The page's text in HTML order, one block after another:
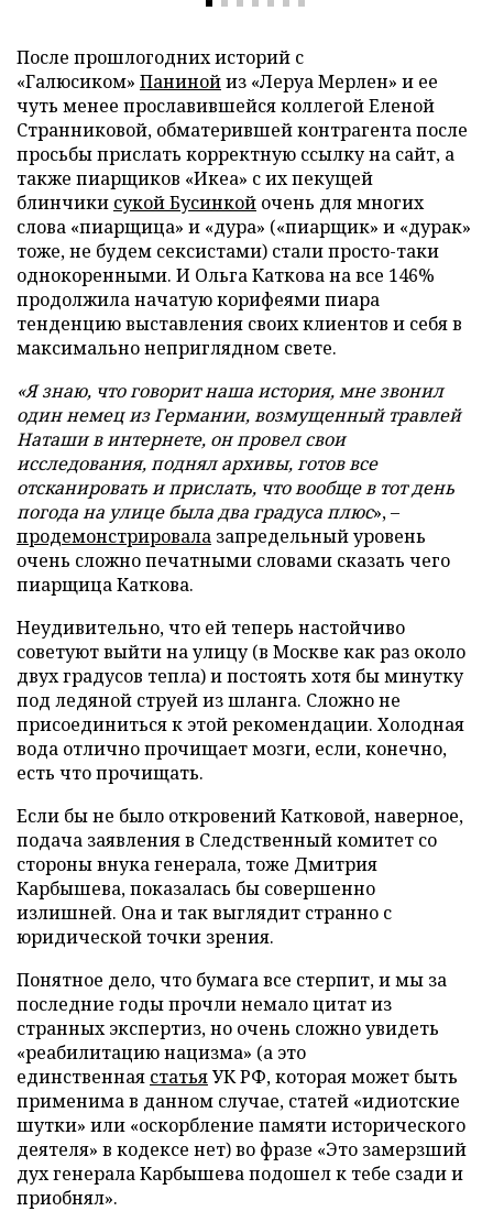
После прошлогодних историй с
«Галюсиком» Панинойиз «Леруа Мерлен» и ее
чуть менее прославившейся коллегой Еленой
Странниковой, обматерившей контрагента после
просьбы прислать корректную ссылку на сайт, а
также пиарщиков «Икеа» с их пекущей
блинчики сукой Бусинкой очень для многих
слова «пиарщица» и «дура» («пиарщик» и «дурак»
тоже, не будем сексистами) стали просто-таки
однокоренными. И Ольга Каткова на все 146%
продолжила начатую корифеями пиара
тенденцию выставления своих клиентов и себя в
максимально неприглядном свете.
«Я знаю, что говорит наша история, мне звонил
один немец из Германии, возмущенный травлей
Наташи в интернете, он провел свои
исследования, поднял архивы, готов все
отсканировать и прислать, что вообще в тот день
погода на улице была два градуса плюс», –
продемонстрировала запредельный уровень
очень сложно печатными словами сказать чего
пиарщица Каткова.
Неудивительно, что ей теперь настойчиво
советуют выйти на улицу (в Москве как раз около
двух градусов тепла) и постоять хотя бы минутку
под ледяной струей из шланга. Сложно не
присоединиться к этой рекомендации. Холодная
вода отлично прочищает мозги, если, конечно,
есть что прочищать.
Если бы не было откровений Катковой, наверное,
подача заявления в Следственный комитет со
стороны внука генерала, тоже Дмитрия
Карбышева, показалась бы совершенно
излишней. Она и так выглядит странно с
юридической точки зрения.
Понятное дело, что бумага все стерпит, и мы за
последние годы прочли немало цитат из
странных экспертиз, но очень сложно увидеть
«реабилитацию нацизма» (а это
единственная статьяУК РФ, которая может быть
применима в данном случае, статей «идиотские
шутки» или «оскорбление памяти исторического
деятеля» в кодексе нет) во фразе «Это замерзший
дух генерала Карбышева подошел к тебе сзади и
приобнял».